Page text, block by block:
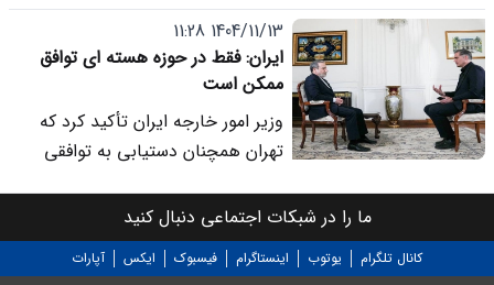
پیروزی نظامی» توصیف و ادعا کرد:
توافق با ایران احتمالا در هفته آینده
حاصل خواهد شد.
1404/11/13 11:28
ایران: فقط در حوزه هسته ای توافق
ممکن است
وزیر امور خارجه ایران تأکید کرد که
تهران همچنان دستیابی به توافقی
می داند، اما هشدار داد در صورت
ناکامی مسیر دیپلماسی، هرگونه
درگیری احتمالی محدود نخواهد ماند.
ما را در شبکات اجتماعی دنبال کنید
کانال تلگرام یوتوب اینستاگرام فیسبوک ایکس آپارات